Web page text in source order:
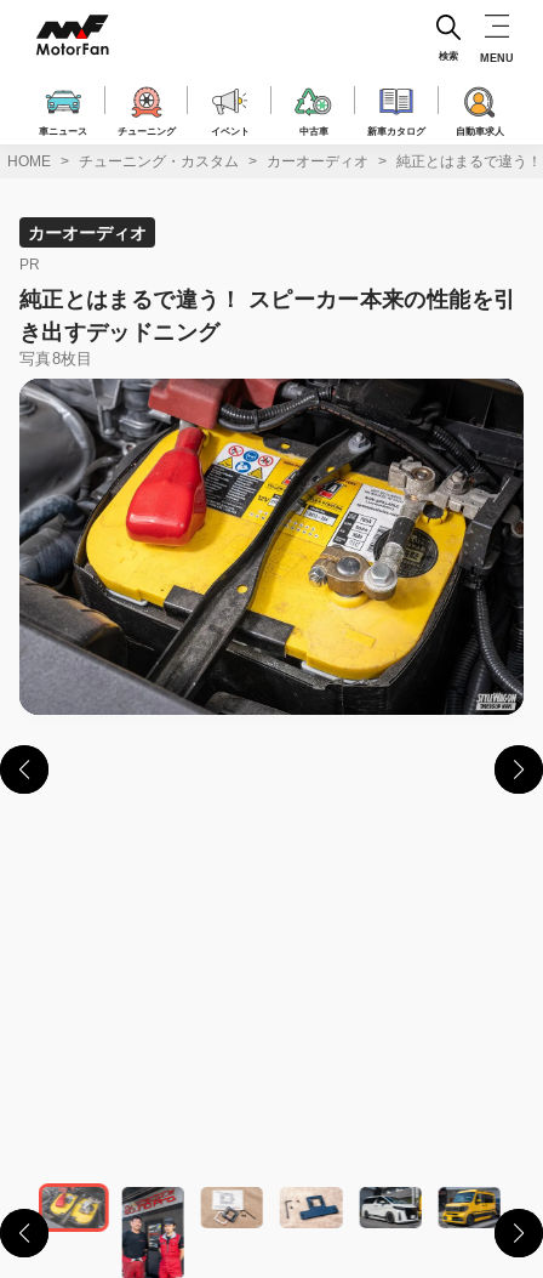
ス
車ニュース チューニング イベント 中古車 新車カタログ 自動車求人
検索 MENU
HOME チューニング・カスタム カーオーディオ 純正とはまるで違う
カーオーディオ
PR
純正とはまるで違う！ スピーカー本来の性能を引
き出すデッドニング
写真8枚目